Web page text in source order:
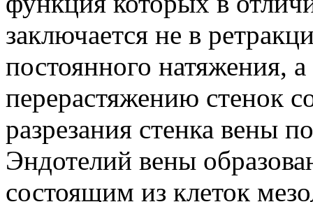
заключается не в
постоянного натяжения,
перерастяжению стенок
разрезания стенка вены
Эндотелий вены
состоящим из клеток